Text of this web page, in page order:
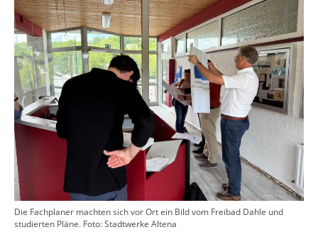
Die Fachplaner machten sich vor Ort ein Bild vom Freibad Dahle und
studierten Pläne. Foto: Stadtwerke Altena